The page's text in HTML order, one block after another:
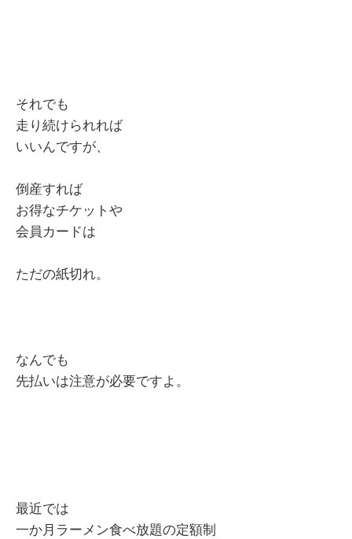
それでも
走り続けられれば
いいんですが、
倒産すれば
お得なチケットや
会員カードは
ただの紙切れ。
なんでも
先払いは注意が必要ですよ。
最近では
一か月ラーメン食べ放題の定額制